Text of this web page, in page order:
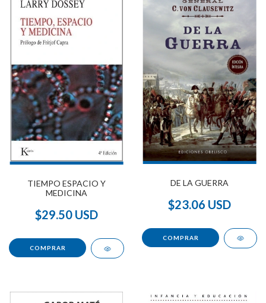
TIEMPO ESPACIO Y
MEDICINA
$29.50 USD
DE LA GUERRA
$23.06 USD